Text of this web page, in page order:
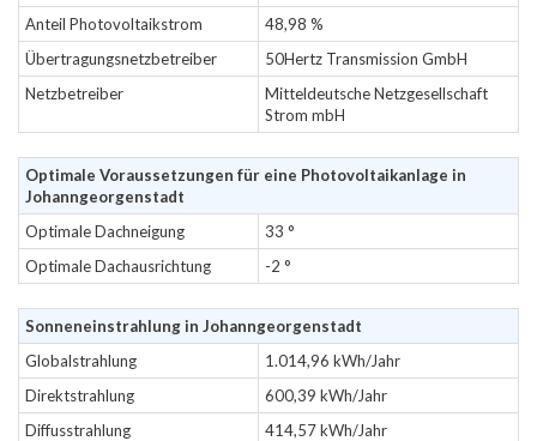
Anteil Photovoltaikstrom
48,98 %
Übertragungsnetzbetreiber
50Hertz Transmission GmbH
Netzbetreiber
Mitteldeutsche Netzgesellschaft
Strom mbH
Optimale Voraussetzungen für eine Photovoltaikanlage in
Johanngeorgenstadt
Optimale Dachneigung
33 °
Optimale Dachausrichtung
-2 °
Sonneneinstrahlung in Johanngeorgenstadt
Globalstrahlung
1.014,96 kWh/Jahr
Direktstrahlung
600,39 kWh/Jahr
Diffusstrahlung
414,57 kWh/Jahr